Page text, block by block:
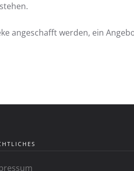
angeschafft werden, ein